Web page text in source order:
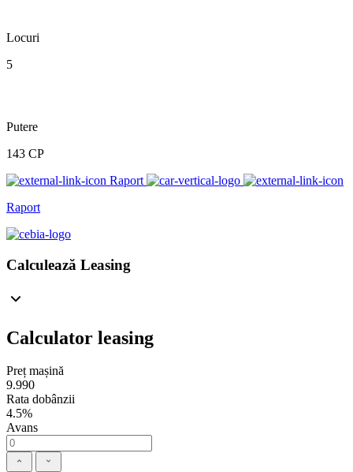
Locuri
5
Putere
143 CP
Raport
Raport
Calculează Leasing
Calculator leasing
Preț mașină
9.990
Rata dobânzii
4.5%
Avans